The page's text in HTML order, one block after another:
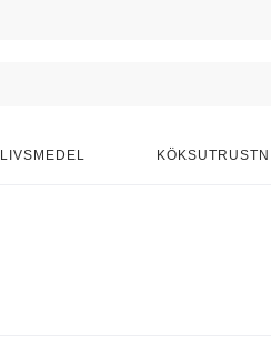
LIVSMEDEL